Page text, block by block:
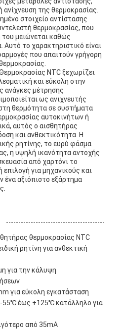
ανίχνευση της θερμοκρασίας.
στοιχείο αντίστασης
θερμοκρασίας, που
του μειώνεται καθώς
Αυτό το χαρακτηριστικό είναι
που απαιτούν γρήγορη
NTC ξεχωρίζει
και εύκολη στην
ανάγκες μέτρησης
ως ανιχνευτής
θερμότητα σε συστήματα
αυτοκινήτων ή
αυτός ο αισθητήρας
και ανθεκτικότητα. Η
ρητίνης, το ευρύ φάσμα
η υψηλή ικανότητα αντοχής
από χαρτόνι το
επιλογή για μηχανικούς και
ένα αξιόπιστο εξάρτημα
θερμοκρασίας NTC
ρητίνη για ανθεκτική
για την κάλυψη
για εύκολη εγκατάσταση
-55℃ έως +125℃ κατάλληλο για
από 35mA